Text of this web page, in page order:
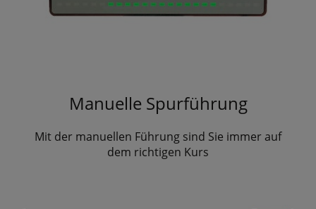
Manuelle Spurführung
Mit der manuellen Führung sind Sie immer auf
dem richtigen Kurs